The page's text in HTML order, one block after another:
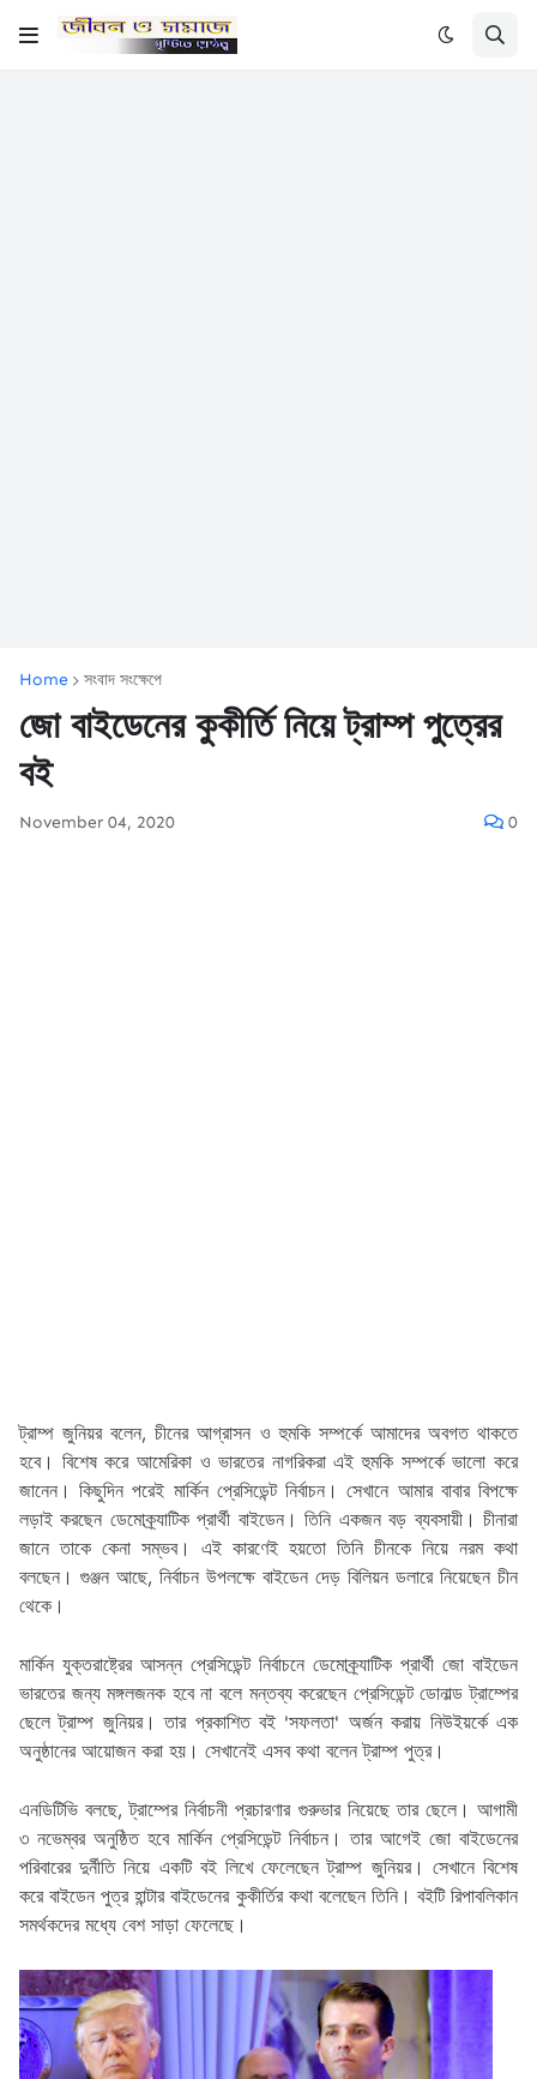
Home সংবাদ সংক্ষেপে
জো বাইডেনের কুকীর্তি নিয়ে ট্রাম্প পুত্রের
বই
November 04, 2020 0
ট্রাম্প জুনিয়র বলেন, চীনের আগ্রাসন ও হুমকি সম্পর্কে আমাদের অবগত থাকতে
হবে। বিশেষ করে আমেরিকা ও ভারতের নাগরিকরা এই হুমকি সম্পর্কে ভালো করে
জানেন। কিছুদিন পরেই মার্কিন প্রেসিডেন্ট নির্বাচন। সেখানে আমার বাবার বিপক্ষে
লড়াই করছেন ডেমোক্র্যাটিক প্রার্থী বাইডেন। তিনি একজন বড় ব্যবসায়ী। চীনারা
জানে তাকে কেনা সম্ভব। এই কারণেই হয়তো তিনি চীনকে নিয়ে নরম কথা
বলছেন। গুঞ্জন আছে, নির্বাচন উপলক্ষে বাইডেন দেড় বিলিয়ন ডলারে নিয়েছেন চীন
থেকে।
মার্কিন যুক্তরাষ্ট্রের আসন্ন প্রেসিডেন্ট নির্বাচনে ডেমোক্র্যাটিক প্রার্থী জো বাইডেন
ভারতের জন্য মঙ্গলজনক হবে না বলে মন্তব্য করেছেন প্রেসিডেন্ট ডোনাল্ড ট্রাম্পের
ছেলে ট্রাম্প জুনিয়র। তার প্রকাশিত বই 'সফলতা' অর্জন করায় নিউইয়র্কে এক
অনুষ্ঠানের আয়োজন করা হয়। সেখানেই এসব কথা বলেন ট্রাম্প পুত্র।
এনডিটিভি বলছে, ট্রাম্পের নির্বাচনী প্রচারণার গুরুভার নিয়েছে তার ছেলে। আগামী
৩ নভেম্বর অনুষ্ঠিত হবে মার্কিন প্রেসিডেন্ট নির্বাচন। তার আগেই জো বাইডেনের
পরিবারের দুর্নীতি নিয়ে একটি বই লিখে ফেলেছেন ট্রাম্প জুনিয়র। সেখানে বিশেষ
করে বাইডেন পুত্র হান্টার বাইডেনের কুকীর্তির কথা বলেছেন তিনি। বইটি রিপাবলিকান
সমর্থকদের মধ্যে বেশ সাড়া ফেলেছে।